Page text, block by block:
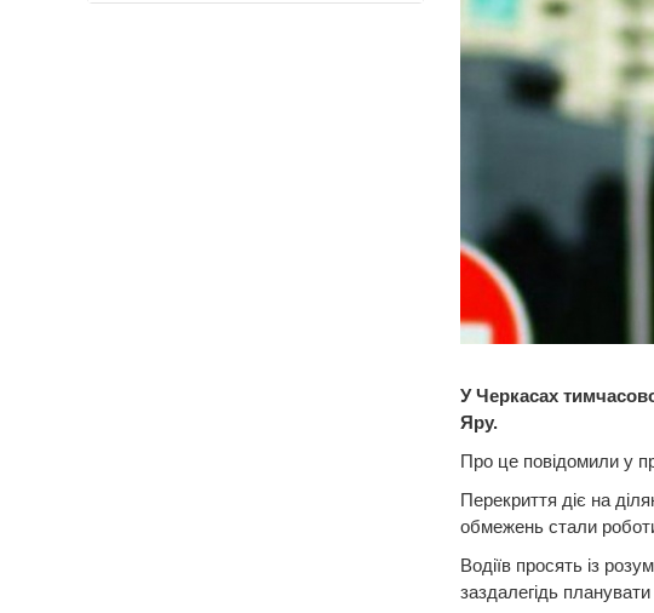
У Черкасах
Яру.
Про це повідомили у
Перекриття діє на
обмежень стали роботи
Водіїв просять із
заздалегідь